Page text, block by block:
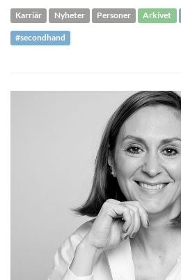
Karriär Nyheter Personer Arkivet
#secondhand